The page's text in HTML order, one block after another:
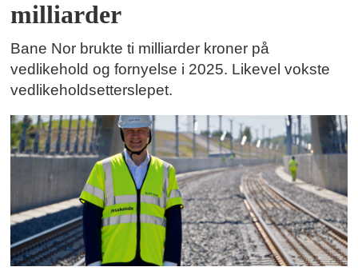
milliarder
Bane Nor brukte ti milliarder kroner på
vedlikehold og fornyelse i 2025. Likevel vokste
vedlikeholdsetterslepet.